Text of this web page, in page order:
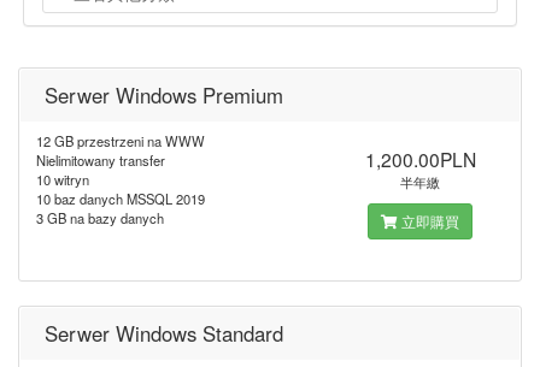
Serwer Windows Premium
12 GB przestrzeni na WWW
Nielimitowany transfer
10 witryn
10 baz danych MSSQL 2019
3 GB na bazy danych
1,200.00PLN
半年繳
立即購買
Serwer Windows Standard